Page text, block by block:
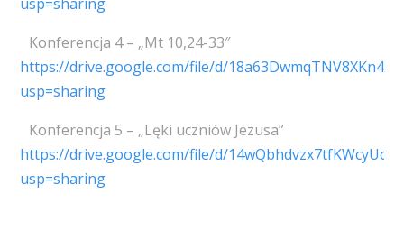
Konferencja 4 – „Mt 10,24-33″
https://drive.google.com/file/d/
usp=sharing
Konferencja 5 – „Lęki uczniów Jezusa”
https://drive.google.com/file/d/
usp=sharing